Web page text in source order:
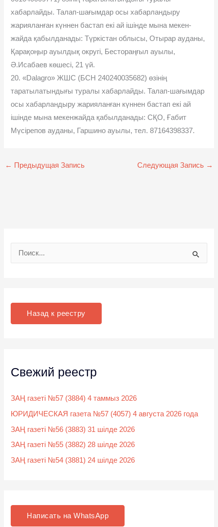
хабарлайды. Талап-шағымдар осы хабарландыру
жарияланған күннен бастап екі ай ішінде мына мекен-
жайда қабылданады: Түркістан облысы, Отырар ауданы,
Қарақоңыр ауылдық округі, Бестораңғыл ауылы,
Ә.Исабаев көшесі, 21 үй.
20. «Dalagro» ЖШС (БСН 240240035682) өзінің
таратылатындығы туралы хабарлайды. Талап-шағымдар
осы хабарландыру жарияланған күннен бастап екі ай
ішінде мына мекенжайда қабылданады: СҚО, Ғабит
Мүсірепов ауданы, Гаршино ауылы, тел. 87164398337.
← Предыдущая Запись Следующая Запись →
:
Назад к реестру
Свежий реестр
ЗАҢ газеті №57 (3884) 4 таммыз 2026
ЮРИДИЧЕСКАЯ газета №57 (4057) 4 августа 2026 года
ЗАҢ газеті №56 (3883) 31 шілде 2026
ЗАҢ газеті №55 (3882) 28 шілде 2026
ЗАҢ газеті №54 (3881) 24 шілде 2026
Написать на WhatsApp